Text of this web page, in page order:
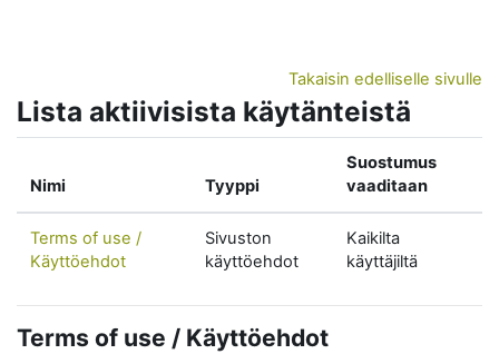
Takaisin edelliselle sivulle
Lista aktiivisista käytänteistä
Nimi Tyyppi
Suostumus
vaaditaan
Terms of use /
Käyttöehdot
Sivuston
käyttöehdot
Kaikilta
käyttäjiltä
Terms of use / Käyttöehdot